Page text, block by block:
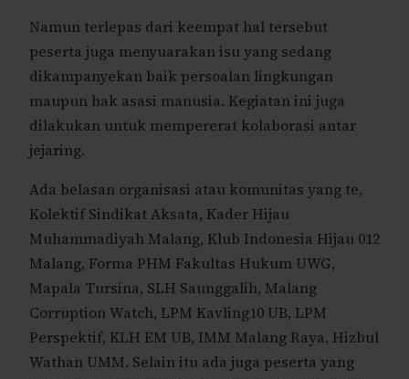
Namun terlepas dari keempat hal tersebut
peserta juga menyuarakan isu yang sedang
dikampanyekan baik persoalan lingkungan
maupun hak asasi manusia. Kegiatan ini juga
dilakukan untuk mempererat kolaborasi antar
jejaring.
Ada belasan organisasi atau komunitas yang te,
Kolektif Sindikat Aksata, Kader Hijau
Muhammadiyah Malang, Klub Indonesia Hijau 012
Malang, Forma PHM Fakultas Hukum UWG,
Mapala Tursina, SLH Saunggalih, Malang
Corruption Watch, LPM Kavling10 UB, LPM
Perspektif, KLH EM UB, IMM Malang Raya, Hizbul
Wathan UMM. Selain itu ada juga peserta yang